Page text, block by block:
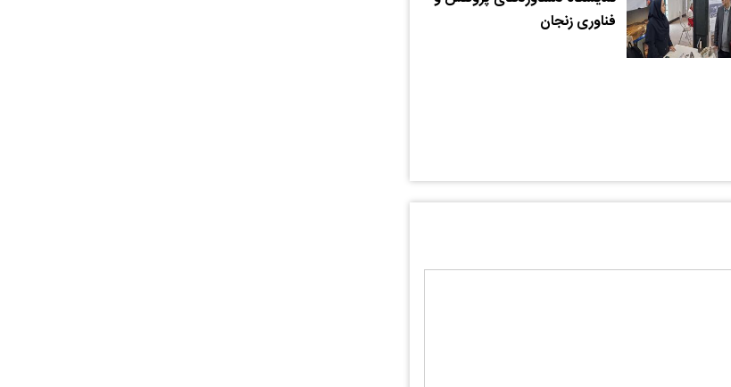
فناوری زنجان